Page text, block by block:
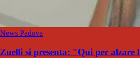
News Padova
Zuelli si presenta: "Qui per alzare